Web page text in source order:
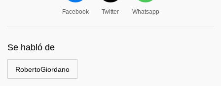
Facebook Twitter Whatsapp
Se habló de
RobertoGiordano